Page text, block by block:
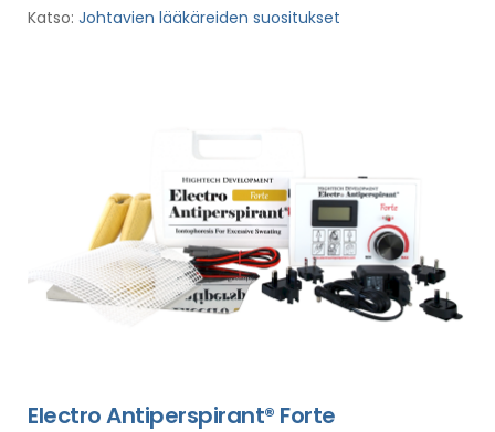
Katso: Johtavien lääkäreiden suositukset
Electro Antiperspirant® Forte